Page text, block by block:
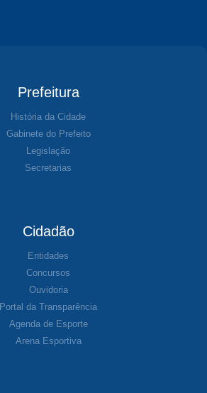
Prefeitura
História da Cidade
Gabinete do Prefeito
Legislação
Secretarias
Cidadão
Entidades
Concursos
Ouvidoria
Portal da Transparência
Agenda de Esporte
Arena Esportiva